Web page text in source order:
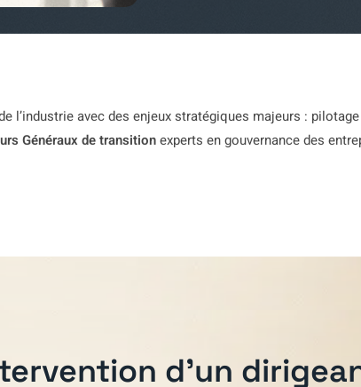
l’industrie avec des enjeux stratégiques majeurs :
Généraux de transitionexperts en gouvernance des
d'un